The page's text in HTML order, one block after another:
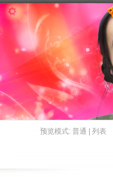
预览模式: 普通 列表